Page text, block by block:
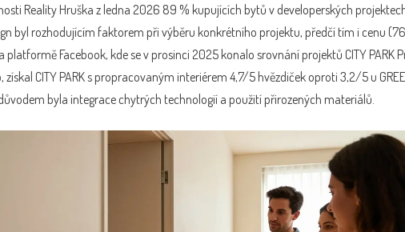
Reality Hruška z ledna 2026 89 % kupujících bytů v developerských
byl rozhodujícím faktorem při výběru konkrétního projektu, předčí tím i cenu
platformě Facebook, kde se v prosinci 2025 konalo srovnání projektů CITY PARK
získal CITY PARK s propracovaným interiérem 4,7/5 hvězdiček oproti 3,2/5 u
byla integrace chytrých technologií a použití přirozených materiálů.